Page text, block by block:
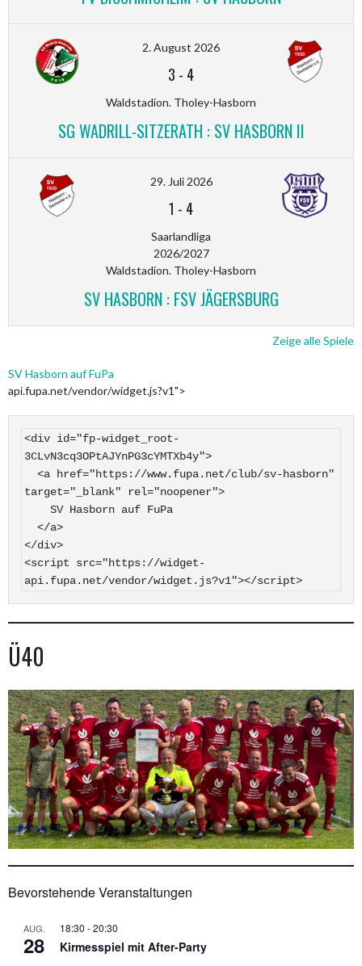
2. August 2026
3 - 4
Waldstadion. Tholey-Hasborn
SG WADRILL-SITZERATH : SV HASBORN II
29. Juli 2026
1 - 4
Saarlandliga
2026/2027
Waldstadion. Tholey-Hasborn
SV HASBORN : FSV JÄGERSBURG
Zeige alle Spiele
SV Hasborn auf FuPa
api.fupa.net/vendor/widget.js?v1">
<div id="fp-widget_root-
3CLvN3cq3OPtAJYnPG3cYMTXb4y">
target="_blank" rel="noopener">
</div>
<script src="https://widget-
api.fupa.net/vendor/widget.js?v1"></script>
Ü40
Bevorstehende Veranstaltungen
AUG.
28
18:30 -20:30
Kirmesspiel mit After-Party